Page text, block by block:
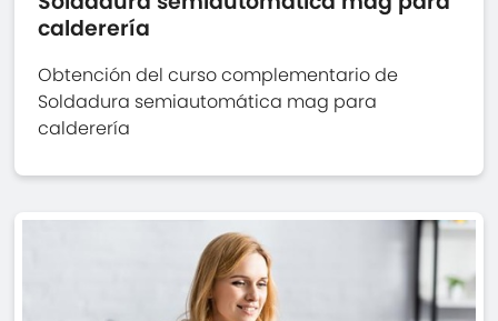
calderería
Obtención del curso complementario de
Soldadura semiautomática mag para
calderería